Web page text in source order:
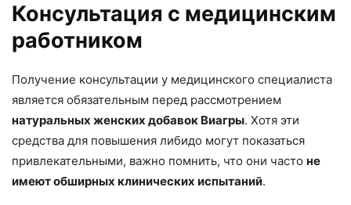
Консультация с медицинским
работником
Получение консультации у медицинского специалиста
является обязательным перед рассмотрением
натуральных женских добавок Виагры. Хотя эти
средства для повышения либидо могут показаться
привлекательными, важно помнить, что они часто не
имеют обширных клинических испытаний.